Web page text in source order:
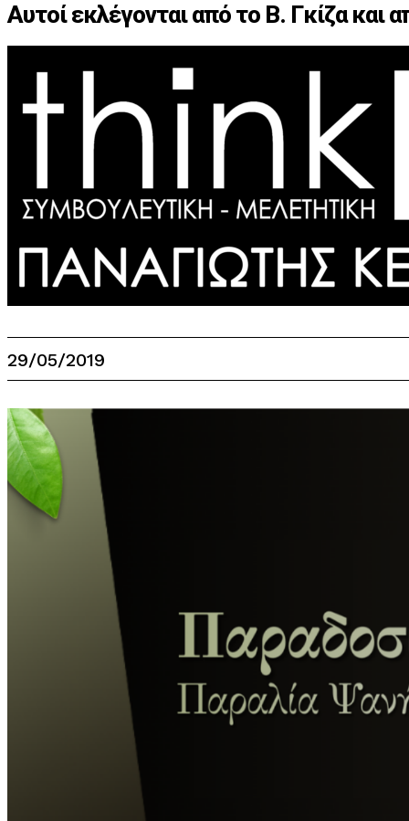
Αυτοί εκλέγονται από το Β. Γκίζα και
29/05/2019